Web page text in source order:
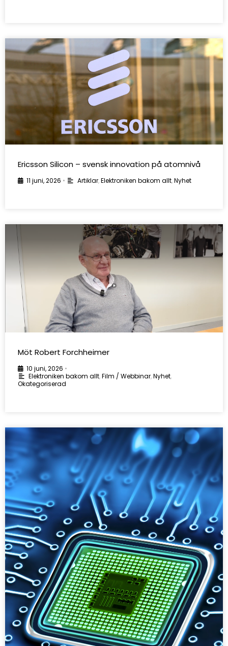
Ericsson Silicon – svensk innovation på atomnivå
11 juni, 2026 • Artiklar,Elektroniken bakom allt,Nyhet
Möt Robert Forchheimer
10 juni, 2026 •
Elektroniken bakom allt,Film / Webbinar,Nyhet,
Okategoriserad